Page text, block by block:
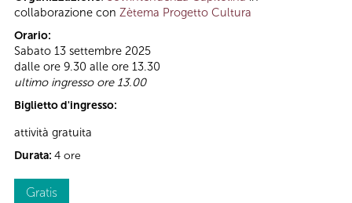
collaborazione con Zètema Progetto Cultura
Orario:
Sabato 13 settembre 2025
dalle ore 9.30 alle ore 13.30
ultimo ingresso ore 13.00
Biglietto d'ingresso:
attività gratuita
Durata: 4 ore
Gratis